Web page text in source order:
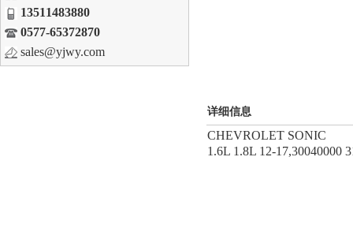
13511483880
0577-65372870
sales@yjwy.com
详细信息
CHEVROLET SONIC
1.6L 1.8L 12-17,30040000